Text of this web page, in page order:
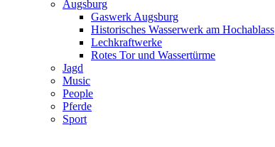
Augsburg
Gaswerk Augsburg
Historisches Wasserwerk am Hochablass
Lechkraftwerke
Rotes Tor und Wassertürme
Jagd
Music
People
Pferde
Sport